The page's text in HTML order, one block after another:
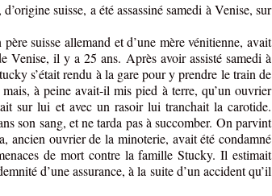
suisse, a été assassiné samedi à Venise, sur
suisse allemand et d’une mère vénitienne, avait
Venise, il y a 25 ans. Après avoir assisté samedi à
s’était rendu à la gare pour y prendre le train de
à peine avait-il mis pied à terre, qu’un ouvrier
sur lui et avec un rasoir lui tranchait la carotide.
son sang, et ne tarda pas à succomber. On parvint
ancien ouvrier de la minoterie, avait été condamné
de mort contre la famille Stucky. Il estimait
d’une assurance, à la suite d’un accident qu’il